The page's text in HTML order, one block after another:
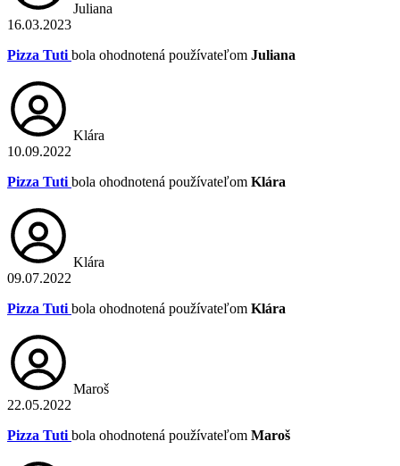
Juliana
16.03.2023
Pizza Tuti bola ohodnotená používateľom Juliana
Klára
10.09.2022
Pizza Tuti bola ohodnotená používateľom Klára
Klára
09.07.2022
Pizza Tuti bola ohodnotená používateľom Klára
Maroš
22.05.2022
Pizza Tuti bola ohodnotená používateľom Maroš